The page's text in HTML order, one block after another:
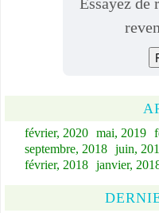
février, 2020 mai, 2019
septembre, 2018 juin,
février, 2018 janvier,